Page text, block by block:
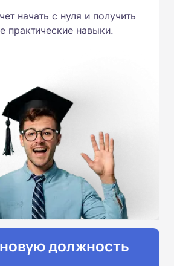
начать с нуля и получить
практические навыки.
должность